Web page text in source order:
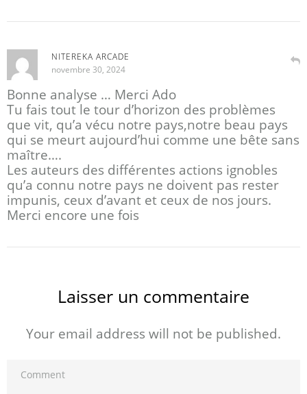
NITEREKA ARCADE
novembre 30, 2024
Bonne analyse … Merci Ado
Tu fais tout le tour d’horizon des problèmes
que vit, qu’a vécu notre pays,notre beau pays
qui se meurt aujourd’hui comme une bête sans
maître….
Les auteurs des différentes actions ignobles
qu’a connu notre pays ne doivent pas rester
impunis, ceux d’avant et ceux de nos jours.
Merci encore une fois
Laisser un commentaire
Your email address will not be published.